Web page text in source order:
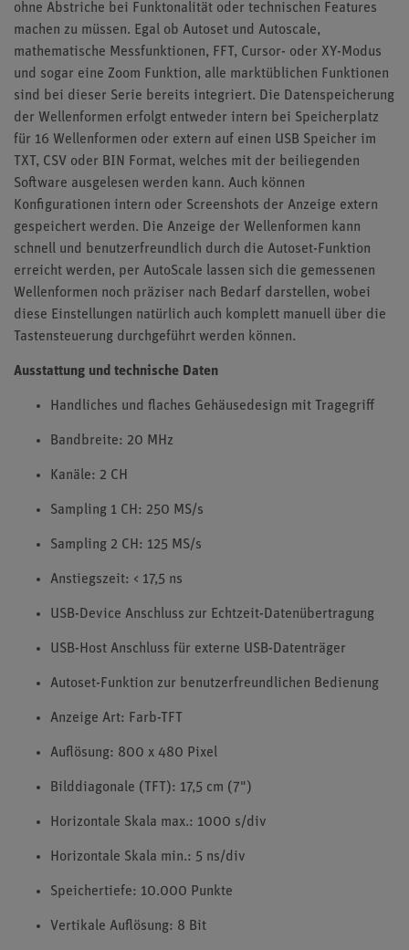
ohne Abstriche bei Funktonalität oder technischen Features
machen zu müssen. Egal ob Autoset und Autoscale,
mathematische Messfunktionen, FFT, Cursor- oder XY-Modus
und sogar eine Zoom Funktion, alle marktüblichen Funktionen
sind bei dieser Serie bereits integriert. Die Datenspeicherung
der Wellenformen erfolgt entweder intern bei Speicherplatz
für 16 Wellenformen oder extern auf einen USB Speicher im
TXT, CSV oder BIN Format, welches mit der beiliegenden
Software ausgelesen werden kann. Auch können
Konfigurationen intern oder Screenshots der Anzeige extern
gespeichert werden. Die Anzeige der Wellenformen kann
schnell und benutzerfreundlich durch die Autoset-Funktion
erreicht werden, per AutoScale lassen sich die gemessenen
Wellenformen noch präziser nach Bedarf darstellen, wobei
diese Einstellungen natürlich auch komplett manuell über die
Tastensteuerung durchgeführt werden können.
Ausstattung und technische Daten
Handliches und flaches Gehäusedesign mit Tragegriff
Bandbreite: 20 MHz
Kanäle: 2 CH
Sampling 1 CH: 250 MS/s
Sampling 2 CH: 125 MS/s
Anstiegszeit: < 17,5 ns
USB-Device Anschluss zur Echtzeit-Datenübertragung
USB-Host Anschluss für externe USB-Datenträger
Autoset-Funktion zur benutzerfreundlichen Bedienung
Anzeige Art: Farb-TFT
Auflösung: 800 x 480 Pixel
Bilddiagonale (TFT): 17,5 cm (7")
Horizontale Skala max.: 1000 s/div
Horizontale Skala min.: 5 ns/div
Speichertiefe: 10.000 Punkte
Vertikale Auflösung: 8 Bit